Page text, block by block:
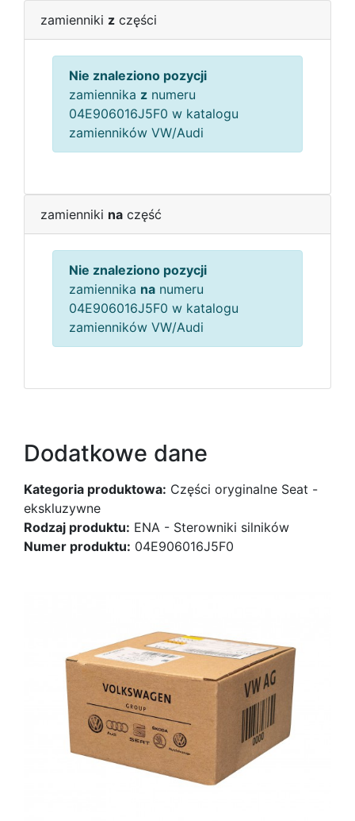
zamienniki z części
Nie znaleziono pozycji
zamiennika z numeru
04E906016J5F0 w katalogu
zamienników VW/Audi
zamienniki na część
Nie znaleziono pozycji
zamiennika na numeru
04E906016J5F0 w katalogu
zamienników VW/Audi
Dodatkowe dane
Kategoria produktowa: Części oryginalne Seat -
ekskluzywne
Rodzaj produktu: ENA - Sterowniki silników
Numer produktu: 04E906016J5F0